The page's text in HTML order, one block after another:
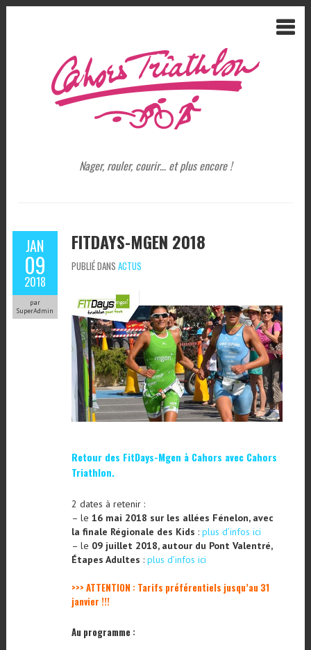
Nager, rouler, courir… et plus encore !
JAN
09
2018
par
SuperAdmin
FITDAYS-MGEN 2018
PUBLIÉ DANS ACTUS
Retour des FitDays-Mgen à Cahors avec Cahors
Triathlon.
2 dates à retenir :
– le 16 mai 2018 sur les allées Fénelon, avec
la finale Régionale des Kids : plus d’infos ici
– le 09 juillet 2018, autour du Pont Valentré,
Étapes Adultes : plus d’infos ici
>>> ATTENTION : Tarifs préférentiels jusqu’au 31
janvier !!!
Au programme :